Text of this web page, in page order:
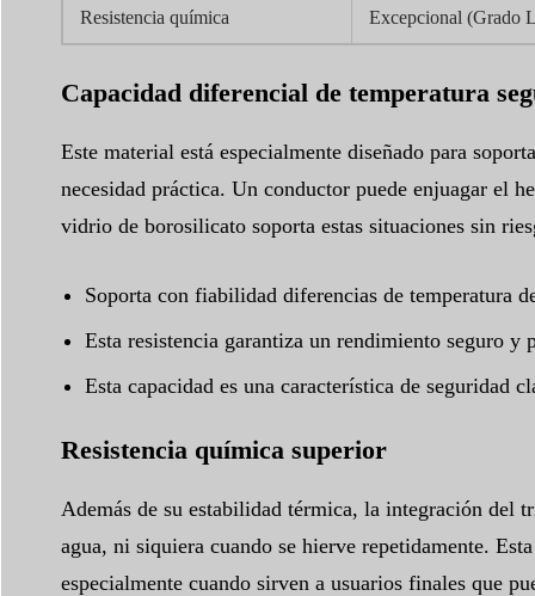
Resistencia química Excepcional (Grado
Capacidad diferencial de temperatura
Este material está especialmente diseñado para
necesidad práctica. Un conductor puede enjuagar el
vidrio de borosilicato soporta estas situaciones sin
Soporta con fiabilidad diferencias de temperatura
Esta resistencia garantiza un rendimiento seguro
Esta capacidad es una característica de seguridad
Resistencia química superior
Además de su estabilidad térmica, la integración
agua, ni siquiera cuando se hierve repetidamente.
especialmente cuando sirven a usuarios finales que